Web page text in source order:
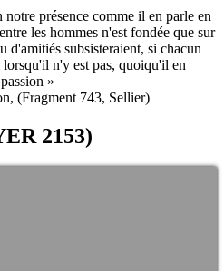
notre présence comme il en parle en
les hommes n'est fondée que sur
d'amitiés subsisteraient, si chacun
n'y est pas, quoiqu'il en
»
(Fragment 743, Sellier)
2153)